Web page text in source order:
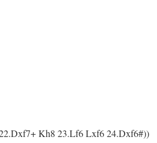
Kh8 23.Lf6 Lxf6 24.Dxf6#))